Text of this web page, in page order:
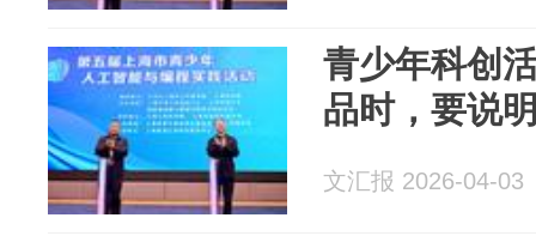
青少年科创
品时，要说
文汇报 2026-04-03